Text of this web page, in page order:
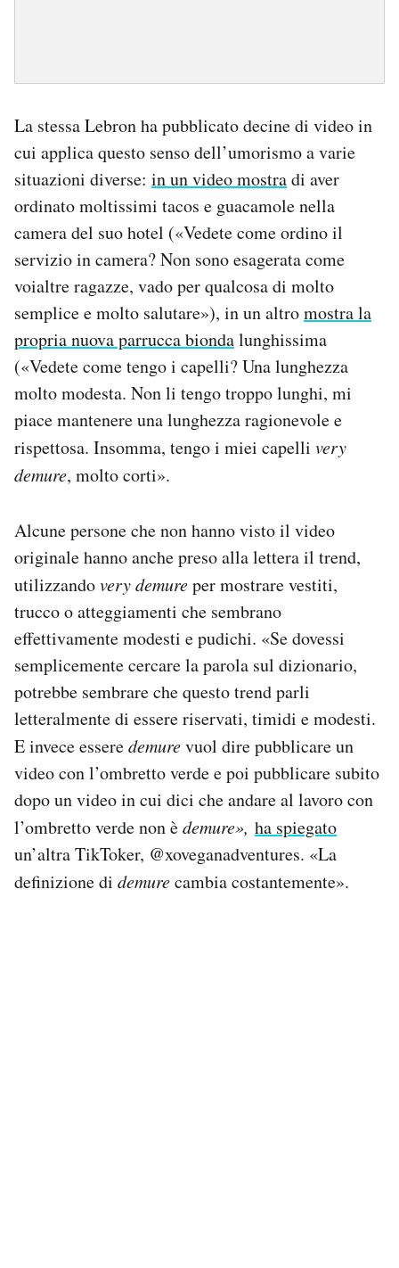
La stessa Lebron ha pubblicato decine di video in
cui applica questo senso dell’umorismo a varie
situazioni diverse: in un video mostradi aver
ordinato moltissimi tacos e guacamole nella
camera del suo hotel («Vedete come ordino il
servizio in camera? Non sono esagerata come
voialtre ragazze, vado per qualcosa di molto
semplice e molto salutare»), in un altromostra la
propria nuova parrucca biondalunghissima
(«Vedete come tengo i capelli? Una lunghezza
molto modesta. Non li tengo troppo lunghi, mi
piace mantenere una lunghezza ragionevole e
rispettosa. Insomma, tengo i miei capelli very
demure, molto corti».
Alcune persone che non hanno visto il video
originale hanno anche preso alla lettera il trend,
utilizzandovery demureper mostrare vestiti,
trucco o atteggiamenti che sembrano
effettivamente modesti e pudichi. «Se dovessi
semplicemente cercare la parola sul dizionario,
potrebbe sembrare che questo trend parli
letteralmente di essere riservati, timidi e modesti.
E invece esseredemurevuol dire pubblicare un
video con l’ombretto verde e poi pubblicare subito
dopo un video in cui dici che andare al lavoro con
l’ombretto verde non èdemure», ha spiegato
un’altra TikToker, @xoveganadventures. «La
definizione di demurecambia costantemente».